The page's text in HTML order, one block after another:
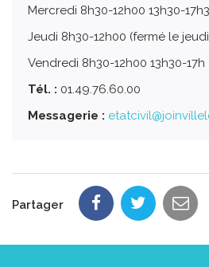
Mercredi 8h30-12h00 13h30-
Jeudi 8h30-12h00 (fermé le
Vendredi 8h30-12h00 13h30-17h
Tél. : 01.49.76.60.00
Messagerie :
Partager